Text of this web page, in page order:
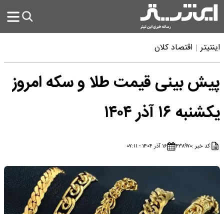
اینتیتر اقتصاد کلان
پیش ‌بینی قیمت طلا و سکه امروز
یکشنبه ۱۶ آذر ۱۴۰۴
کد خبر :۴۳۸۹۷۰ ۱۶ آذر ۱۴۰۴ - ۰۷:۱۱